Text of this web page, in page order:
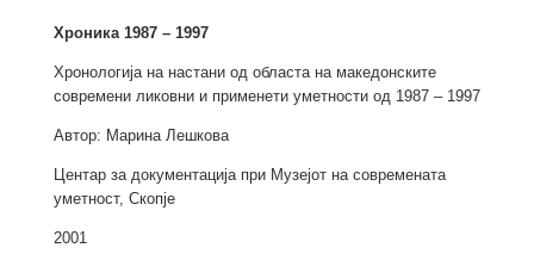
Хроника 1987 – 1997
Хронологија на настани од областа на македонските
современи ликовни и применети уметности од 1987 – 1997
Автор: Марина Лешкова
Центар за документација при Музејот на современата
уметност, Скопје
2001